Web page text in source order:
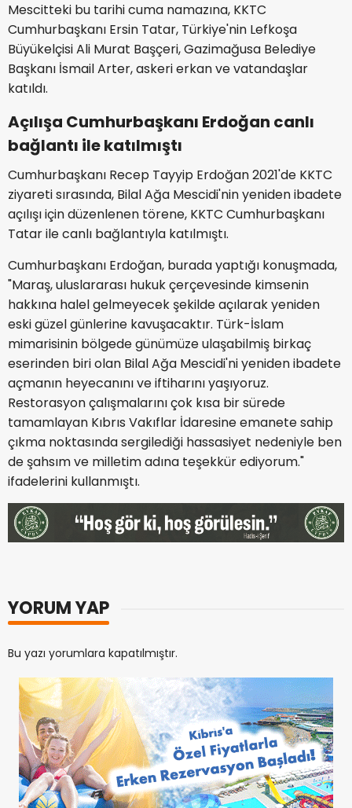
Mescitteki bu tarihi cuma namazına, KKTC
Cumhurbaşkanı Ersin Tatar, Türkiye'nin Lefkoşa
Büyükelçisi Ali Murat Başçeri, Gazimağusa Belediye
Başkanı İsmail Arter, askeri erkan ve vatandaşlar
katıldı.
Açılışa Cumhurbaşkanı Erdoğan canlı
bağlantı ile katılmıştı
Cumhurbaşkanı Recep Tayyip Erdoğan 2021'de KKTC
ziyareti sırasında, Bilal Ağa Mescidi'nin yeniden ibadete
açılışı için düzenlenen törene, KKTC Cumhurbaşkanı
Tatar ile canlı bağlantıyla katılmıştı.
Cumhurbaşkanı Erdoğan, burada yaptığı konuşmada,
"Maraş, uluslararası hukuk çerçevesinde kimsenin
hakkına halel gelmeyecek şekilde açılarak yeniden
eski güzel günlerine kavuşacaktır. Türk-İslam
mimarisinin bölgede günümüze ulaşabilmiş birkaç
eserinden biri olan Bilal Ağa Mescidi'ni yeniden ibadete
açmanın heyecanını ve iftiharını yaşıyoruz.
Restorasyon çalışmalarını çok kısa bir sürede
tamamlayan Kıbrıs Vakıflar İdaresine emanete sahip
çıkma noktasında sergilediği hassasiyet nedeniyle ben
de şahsım ve milletim adına teşekkür ediyorum."
ifadelerini kullanmıştı.
YORUM YAP
Bu yazı yorumlara kapatılmıştır.